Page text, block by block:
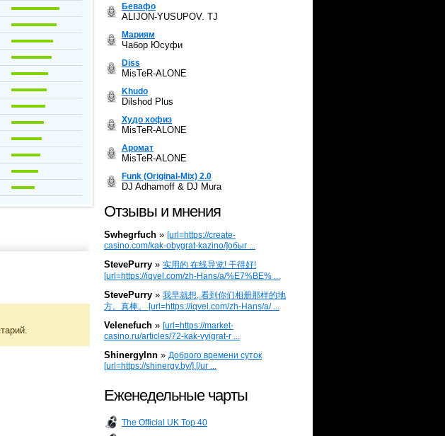
Бевафо
ALIJON-YUSUPOV. TJ
Мариям
Чабор Юсуфи
Diss
MisTeR-ALONE
Khudo
Dilshod Plus
Худо хофиз
MisTeR-ALONE
Аромат
MisTeR-ALONE
Funk (Original-Mix) 2.0
DJ Adhamoff & DJ Mura
Отзывы и мнения
Swhegrfuch » [url=https://create-
casino.com/kak-obygrat-kazino/]обыг ...
StevePurry » 实用的 在线导览! 干得好!
[url=https://iqvel.com/zh-Hans/a/%E7%BE% ...
StevePurry » 我早就想, 看到你们相册那样的地
方。真棒。 [url=https://iqvel.com/zh-Hans/a/ ...
Velenefuch » [url=https://market-
casino.ru/articles/72-kak-vyigrat-r ...
Shinergylnn » Доброго времени суток
[url=https://shinergy.by/].[/ur ...
Еженедельные чарты
The Official UK Top 40